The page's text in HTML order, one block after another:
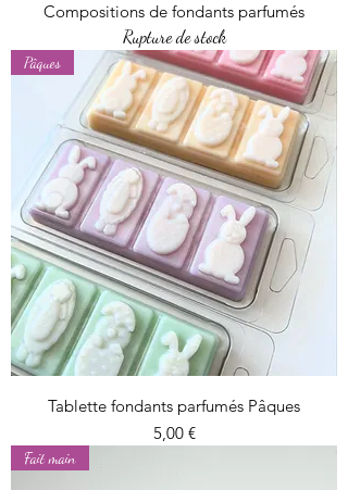
Compositions de fondants parfumés
Rupture de stock
Pâques
Tablette fondants parfumés Pâques
Prix
5,00 €
Fait main